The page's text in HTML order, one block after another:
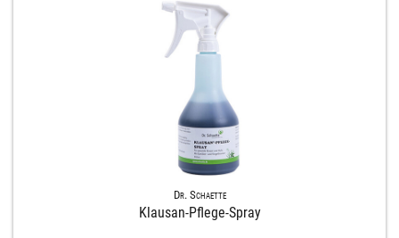
Dr. Schaette
Klausan-​Pflege-​Spray